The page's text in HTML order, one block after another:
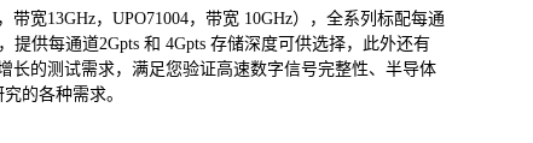
宽13GHz，UPO71004，带宽 10GHz），全系列标配每通
提供每通道2Gpts 和 4Gpts 存储深度可供选择，此外还有
长的测试需求，满足您验证高速数字信号完整性、半导体
的各种需求。